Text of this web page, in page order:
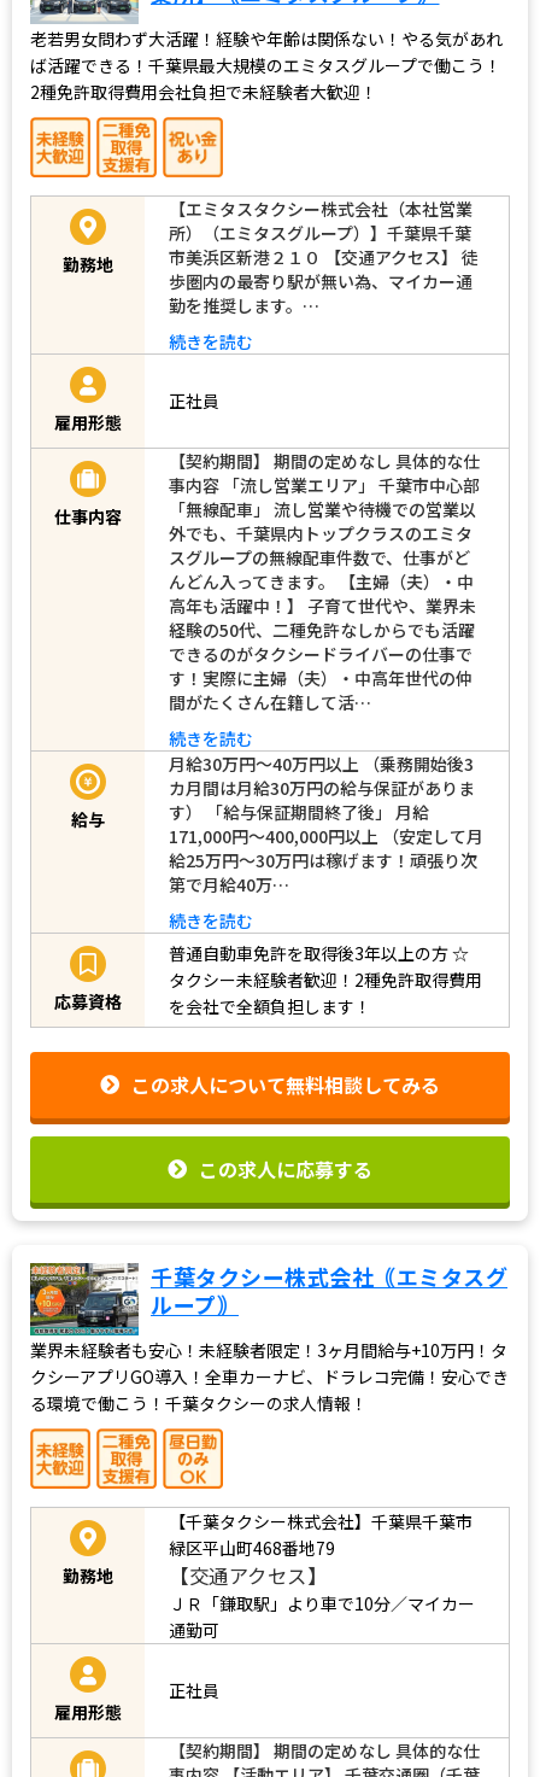
老若男女問わず大活躍！経験や年齢は関係ない！やる気があれ
ば活躍できる！千葉県最大規模のエミタスグループで働こう！
2種免許取得費用会社負担で未経験者大歓迎！
勤務地
【エミタスタクシー株式会社（本社営業
所）（エミタスグループ）】千葉県千葉
市美浜区新港２１０ 【交通アクセス】 徒
歩圏内の最寄り駅が無い為、マイカー通
勤を推奨します。…
続きを読む
雇用形態
正社員
仕事内容
【契約期間】 期間の定めなし 具体的な仕
事内容 「流し営業エリア」 千葉市中心部
「無線配車」 流し営業や待機での営業以
外でも、千葉県内トップクラスのエミタ
スグループの無線配車件数で、仕事がど
んどん入ってきます。 【主婦（夫）・中
高年も活躍中！】 子育て世代や、業界未
経験の50代、二種免許なしからでも活躍
できるのがタクシードライバーの仕事で
す！実際に主婦（夫）・中高年世代の仲
間がたくさん在籍して活…
続きを読む
給与
月給30万円～40万円以上 （乗務開始後3
カ月間は月給30万円の給与保証がありま
す） 「給与保証期間終了後」 月給
171,000円～400,000円以上 （安定して月
給25万円～30万円は稼げます！頑張り次
第で月給40万…
続きを読む
応募資格
普通自動車免許を取得後3年以上の方☆
タクシー未経験者歓迎！2種免許取得費用
を会社で全額負担します！
この求人について無料相談してみる
この求人に応募する
千葉タクシー株式会社｟エミタスグ
ループ｠
業界未経験者も安心！未経験者限定！3ヶ月間給与+10万円！タ
クシーアプリGO導入！全車カーナビ、ドラレコ完備！安心でき
る環境で働こう！千葉タクシーの求人情報！
勤務地
【千葉タクシー株式会社】 千葉県千葉市
緑区平山町468番地79
【交通アクセス】
ＪＲ「鎌取駅」より車で10分／マイカー
通勤可
雇用形態
正社員
【契約期間】 期間の定めなし 具体的な仕